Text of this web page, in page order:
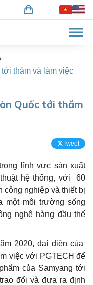
thăm và làm việc
Quốc tới thăm
Tweet
lĩnh vực sản xuất
hệ thống, với 60
công nghiệp và thiết bị
một môi trường sống
nghệ hàng đầu thế
2020, đại diện của
việc với PGTECH để
của Samyang tới
đổi và đưa ra định